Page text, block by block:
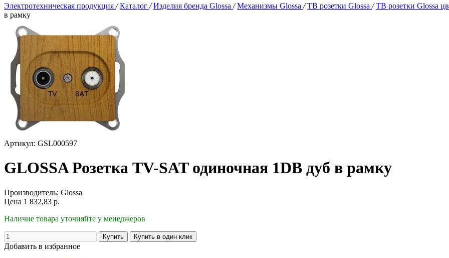
Электротехническая продукция / Каталог / Изделия бренда Glossa / Механизмы Glossa / ТВ розетки Glossa / ТВ розетки Glossa
в рамку
Артикул: GSL000597
GLOSSA Розетка TV-SAT одиночная 1DB дуб в рамку
Производитель: Glossa
Цена 1 832,83 р.
Наличие товара уточняйте у менеджеров
Добавить в избранное